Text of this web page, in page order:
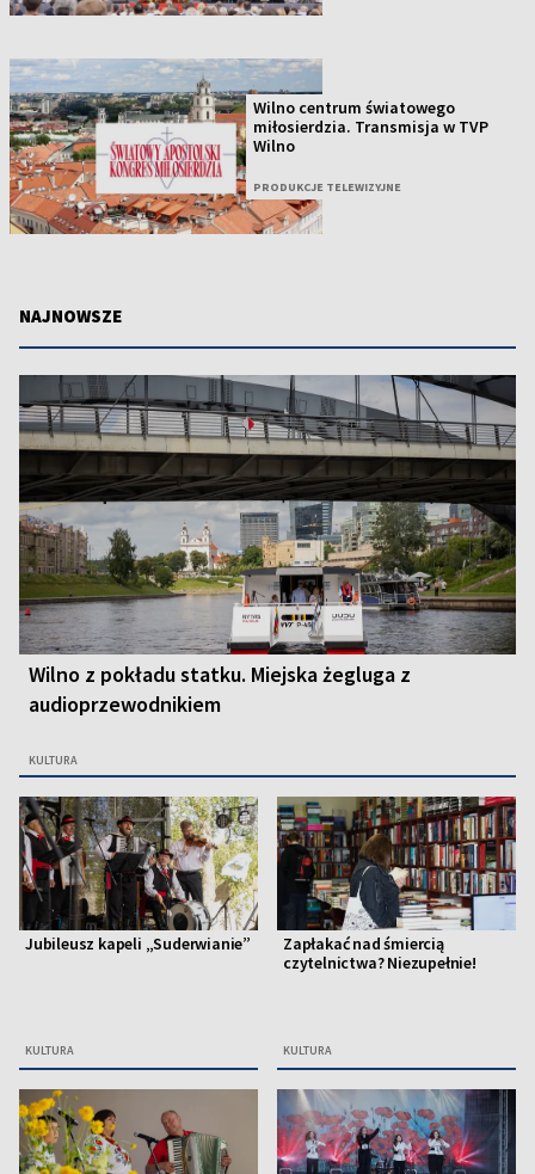
Wilno centrum światowego
miłosierdzia. Transmisja w TVP
Wilno
PRODUKCJE TELEWIZYJNE
NAJNOWSZE
Wilno z pokładu statku. Miejska żegluga z
audioprzewodnikiem
KULTURA
Jubileusz kapeli „Suderwianie”
KULTURA
Zapłakać nad śmiercią
czytelnictwa? Niezupełnie!
KULTURA